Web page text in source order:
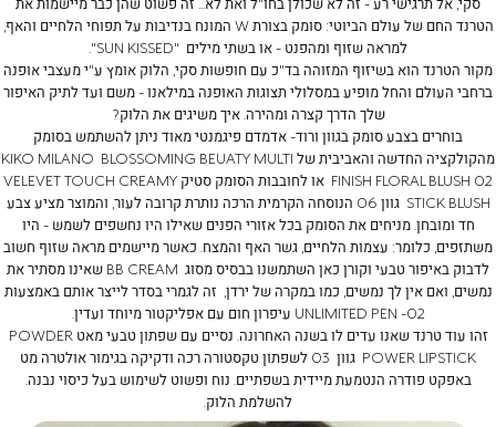
הטרנד החם של עולם הביוטי: סומק בצורת W המונח בנדיבות על תפוחי הלחיים והאף,
למראה שזוף ומהפנט - או בשתי מילים "SUN KISSED".
מקור הטרנד הוא בשיזוף המזוהה בד"כ עם חופשות סקי, הלוק אומץ ע"י מעצבי אופנה
ברחבי העולם והחל מופיע במסלולי תצוגות האופנה במילאנו - משם ועד לתיק האיפור
שלך הדרך קצרה ומהירה. איך משיגים את הלוק?
בוחרים בצבע סומק בגוון ורוד- אדמדם פיגמנטי מאוד ניתן להשתמש בסומק
מהקולקציה החדשה והאביבית של KIKO MILANO BLOSSOMING BEUATY MULTI
FINISH FLORAL BLUSH 02 או לחובבות הסומק סטיק VELEVET TOUCH CREAMY
STICK BLUSH
גוון 06 הנוסחה הקרמית הרכה נותרת קרובה לעור, והמוצר מציע צבע
חד ומובחן. מניחים את הסומק בכל אזורי הפנים שאילו היו נחשפים לשמש - היו
משתזפים, כלומר: עצמות הלחיים, גשר האף והמצח. כאשר מיישמים מראה שזוף חשוב
לדבוק באיפור טבעי וקורן כאן השתמשנו בבסיס מסוג BB CREAM שאינו מסתיר את
נמשים, ואם אין לך נמשים, כמו במקרה של ירדן, זה לגמרי בסדר לייצר אותם באמצעות
UNLIMITED PEN -02 עיפרון חום עם אפליקטור מיוחד ועדין.
זהו עוד טרנד שאנו עדים לו בשנה האחרונה. נסיים עם שפתון טבעי מאט POWDER
POWER LIPSTICK
גוון 03 לשפתון טקסטורה רכה ודקיקה בגימור אולטרה מט
באפקט פודרה הנטמעת מיידית בשפתיים. נוח ופשוט לשימוש בעל כיסוי נבנה.
להשלמת הלוק.